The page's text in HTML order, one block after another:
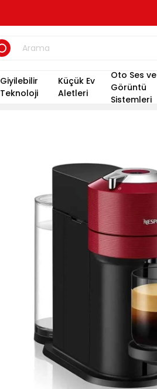
Giyilebilir
Teknoloji
Küçük Ev
Aletleri
Oto Ses ve
Görüntü
Sistemleri